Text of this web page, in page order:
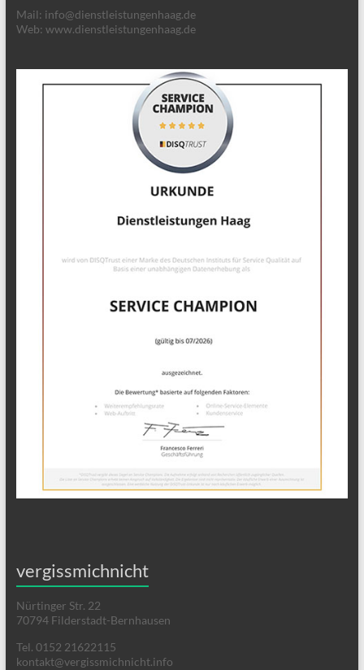
Mail: info@dienstleistungenhaag.de
Web: www.dienstleistungenhaag.de
vergissmichnicht
Nürtinger Str. 22
70794 Filderstadt-Bernhausen
Tel. 0152 21622115
kontakt@vergissmichnicht.info